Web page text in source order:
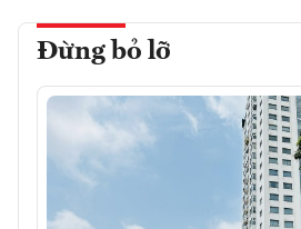
Đừng bỏ lỡ